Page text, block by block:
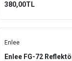
380,00TL
Enlee
Enlee FG-72